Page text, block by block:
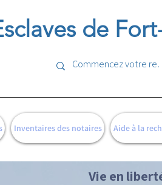
de
Inventaires des notaires Aide à la
Vie en